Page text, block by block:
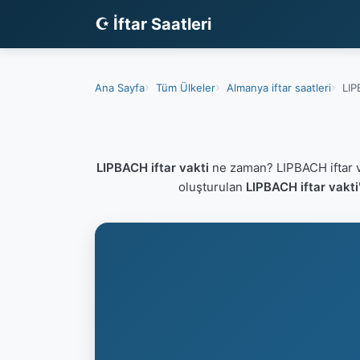
☪ İftar Saatleri
Ana Sayfa Tüm Ülkeler Almanya iftar saatleri
LIPBACH iftar vakti ne zaman? LIPBACH iftar
oluşturulan LIPBACH iftar vakti